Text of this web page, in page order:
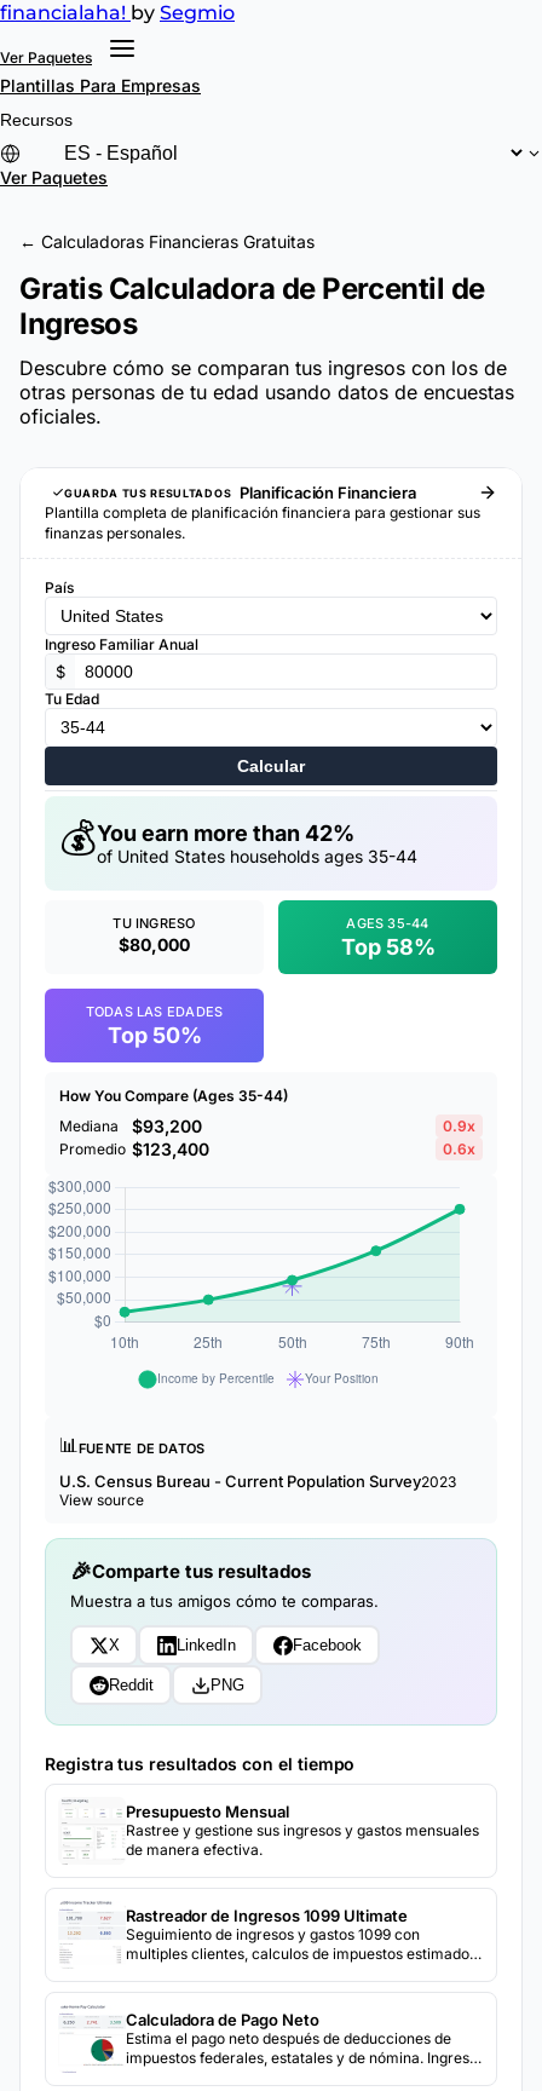
financialaha! by Segmio
Ver Paquetes
Plantillas Para Empresas
Recursos
Ver Paquetes
← Calculadoras Financieras Gratuitas
Gratis Calculadora de Percentil de
Ingresos
Descubre cómo se comparan tus ingresos con los de
otras personas de tu edad usando datos de encuestas
oficiales.
GUARDA TUS RESULTADOS Planificación Financiera
Plantilla completa de planificación financiera para gestionar sus
finanzas personales.
País
Ingreso Familiar Anual
$
Tu Edad
Calcular
💰You earn more than 42%
of United States households ages 35-44
TU INGRESO
$80,000
AGES 35-44
Top 58%
TODAS LAS EDADES
Top 50%
How You Compare (Ages 35-44)
Mediana
$93,200
0.9x
Promedio $123,400 0.6x
📊FUENTE DE DATOS
U.S. Census Bureau - Current Population Survey2023
View source
Comparte tus resultados
Muestra a tus amigos cómo te comparas.
X LinkedIn Facebook
Reddit PNG
Registra tus resultados con el tiempo
Presupuesto Mensual
Rastree y gestione sus ingresos y gastos mensuales
de manera efectiva.
Rastreador de Ingresos 1099 Ultimate
Seguimiento de ingresos y gastos 1099 con
multiples clientes, calculos de impuestos estimados
Calculadora de Pago Neto
Estima el pago neto después de deducciones de
impuestos federales, estatales y de nómina. Ingresa